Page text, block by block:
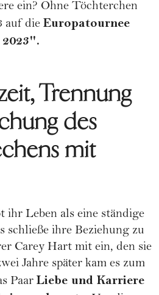
ein? Ohne Töchterchen
auf die Europatournee
Trennung
des
mit
ihr Leben als eine ständige
schließe ihre Beziehung zu
Carey Hart mit ein, den sie
Jahre später kam es zum
Paar Liebe und Karriere